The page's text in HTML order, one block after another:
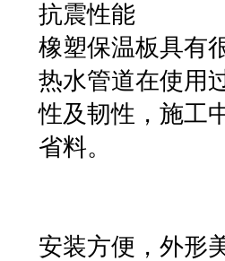
抗震性能
橡塑保温板具有
热水管道在使用
性及韧性，施工
省料。
安装方便，外